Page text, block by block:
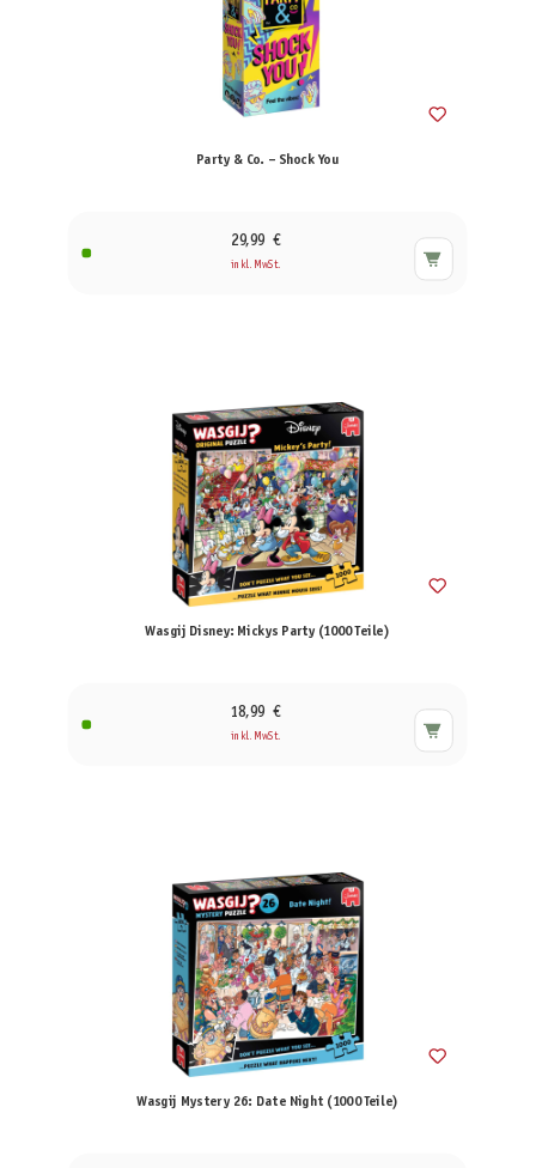
Party & Co. – Shock You
29,99 €
inkl. MwSt.
Wasgij Disney: Mickys Party (1000 Teile)
18,99 €
inkl. MwSt.
Wasgij Mystery 26: Date Night (1000 Teile)